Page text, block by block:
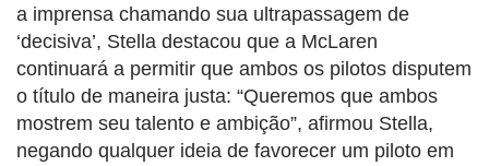
a imprensa chamando sua ultrapassagem de
‘decisiva’, Stella destacou que a McLaren
continuará a permitir que ambos os pilotos disputem
o título de maneira justa: “Queremos que ambos
mostrem seu talento e ambição”, afirmou Stella,
negando qualquer ideia de favorecer um piloto em